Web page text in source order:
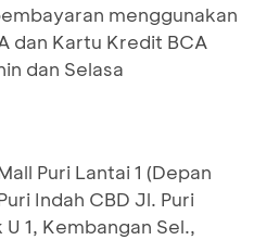
menggunakan
dan Kartu Kredit BCA
dan Selasa
Puri Lantai 1 (Depan
Indah CBD Jl. Puri
U 1, Kembangan Sel.,